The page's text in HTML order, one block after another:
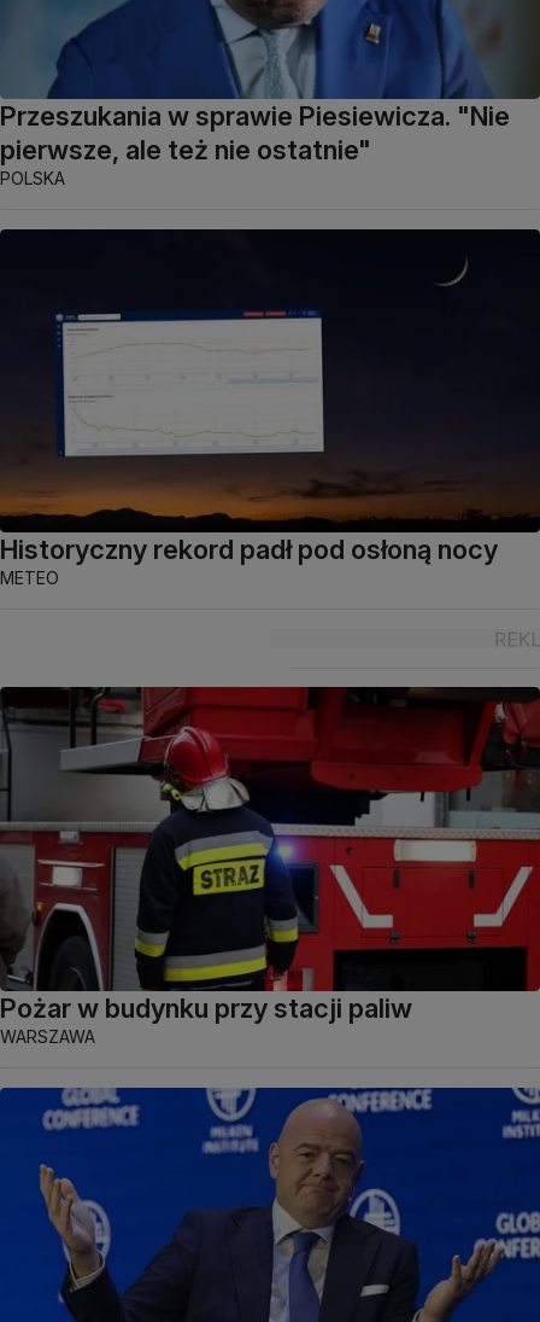
Przeszukania w sprawie Piesiewicza. "Nie
pierwsze, ale też nie ostatnie"
POLSKA
Historyczny rekord padł pod osłoną nocy
METEO
Pożar w budynku przy stacji paliw
WARSZAWA